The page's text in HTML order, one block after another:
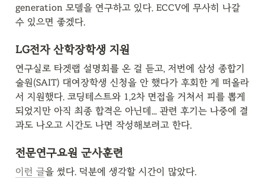
generation 모델을 연구하고 있다. ECCV에 무사히 나갈
수 있으면 좋겠다.
LG전자 산학장학생 지원
연구실로 타겟랩 설명회를 온 걸 듣고, 저번에 삼성 종합기
술원(SAIT) 대여장학생 신청을 안 했다가 후회한 게 떠올라
서 지원했다. 코딩테스트와 1,2차 면접을 거쳐서 피를 뽑게
되었지만 아직 최종 합격은 아닌데... 관련 후기는 나중에 결
과도 나오고 시간도 나면 작성해보려고 한다.
전문연구요원 군사훈련
이런 글을 썼다. 덕분에 생각할 시간이 많았다.